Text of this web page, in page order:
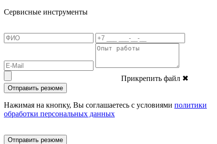
Сервисные инструменты
Прикрепить файл ✖
Отправить резюме
Нажимая на кнопку, Вы соглашаетесь с условиями политики
обработки персональных данных
Отправить резюме